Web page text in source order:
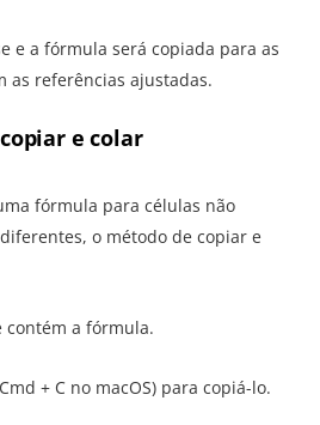
e a fórmula será copiada para as
as referências ajustadas.
e colar
fórmula para células não
o método de copiar e
contém a fórmula.
+ C no macOS) para copiá-lo.